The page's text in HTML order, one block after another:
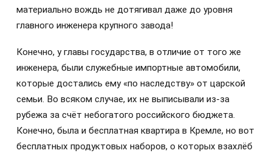
материально вождь не дотягивал даже до уровня
главного инженера крупного завода!
Конечно, у главы государства, в отличие от того же
инженера, были служебные импортные автомобили,
которые достались ему «по наследству» от царской
семьи. Во всяком случае, их не выписывали из-за
рубежа за счёт небогатого российского бюджета.
Конечно, была и бесплатная квартира в Кремле, но вот
бесплатных продуктовых наборов, о которых взахлёб